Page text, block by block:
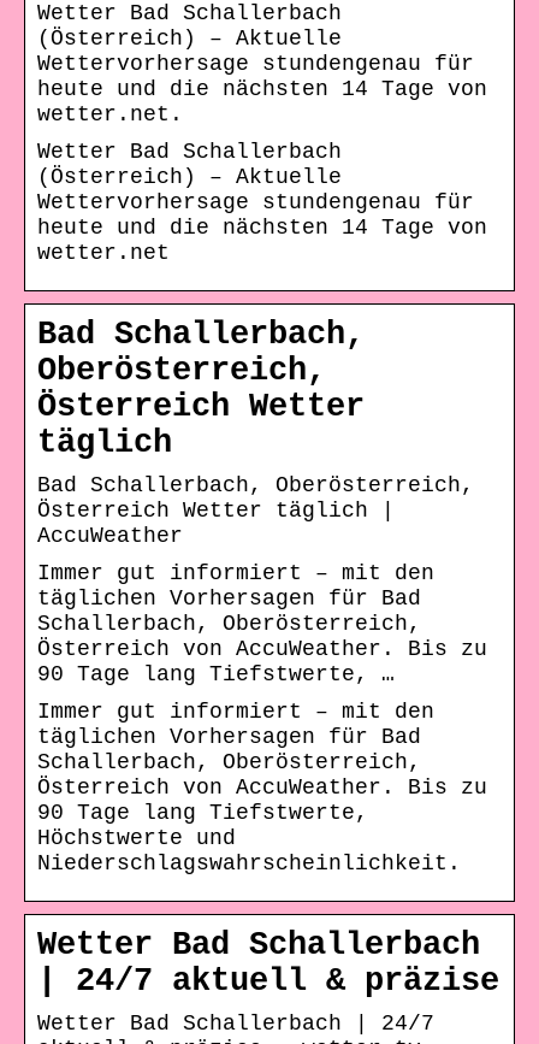
Wetter Bad Schallerbach
(Österreich) – Aktuelle
Wettervorhersage stundengenau für
heute und die nächsten 14 Tage von
wetter.net.
Wetter Bad Schallerbach
(Österreich) – Aktuelle
Wettervorhersage stundengenau für
heute und die nächsten 14 Tage von
wetter.net
Bad Schallerbach,
Oberösterreich,
Österreich Wetter
täglich
Bad Schallerbach, Oberösterreich,
Österreich Wetter täglich |
AccuWeather
Immer gut informiert – mit den
täglichen Vorhersagen für Bad
Schallerbach, Oberösterreich,
Österreich von AccuWeather. Bis zu
90 Tage lang Tiefstwerte, …
Immer gut informiert – mit den
täglichen Vorhersagen für Bad
Schallerbach, Oberösterreich,
Österreich von AccuWeather. Bis zu
90 Tage lang Tiefstwerte,
Höchstwerte und
Niederschlagswahrscheinlichkeit.
Wetter Bad Schallerbach
| 24/7 aktuell & präzise
Wetter Bad Schallerbach | 24/7